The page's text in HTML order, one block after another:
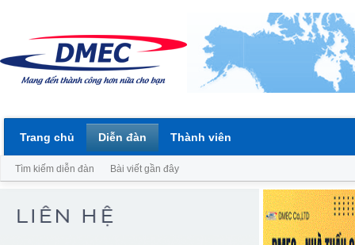
Trang chủ Diễn đàn
Tìm kiếm diễn đàn Bài viết gần đây
Thành viên